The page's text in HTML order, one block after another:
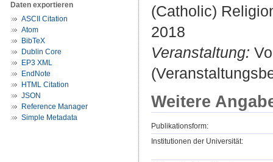
Daten exportieren
ASCII Citation
Atom
BibTeX
Dublin Core
EP3 XML
EndNote
HTML Citation
JSON
Reference Manager
Simple Metadata
(Catholic)
2018
Veranstaltung:
Weitere
Publikationsform:
Institutionen der Universität: